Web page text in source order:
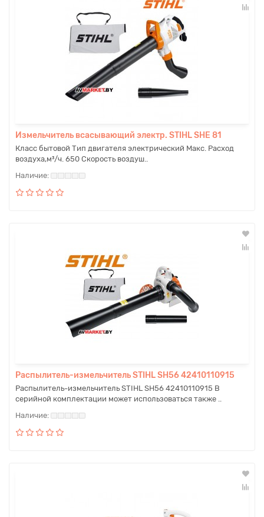
Измельчитель всасывающий электр. STIHL SHE 81
Класс бытовой Тип двигателя электрический Макс. Расход
воздуха,м³/ч. 650 Скорость воздуш..
Распылитель-измельчитель STIHL SH56 42410110915
Распылитель-измельчитель STIHL SH56 42410110915 В
серийной комплектации может использоваться также ..